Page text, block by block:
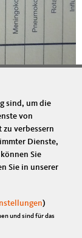
eine Masern-
können schwere
sind, um die
von
verbessern
Dienste,
Sie
Sie in unserer
)
und sind für das